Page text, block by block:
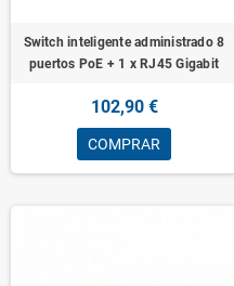
Switch inteligente administrado 8
puertos PoE + 1 x RJ45 Gigabit
102,90 €
COMPRAR